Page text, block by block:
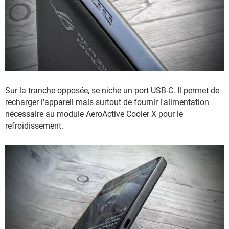
Sur la tranche opposée, se niche un port USB-C. Il permet de
recharger l'appareil mais surtout de fournir l'alimentation
nécessaire au module AeroActive Cooler X pour le
refroidissement.